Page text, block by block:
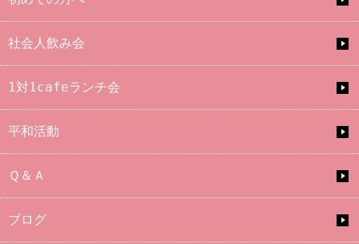
社会人飲み会
1対1cafeランチ会
平和活動
Ｑ＆Ａ
ブログ